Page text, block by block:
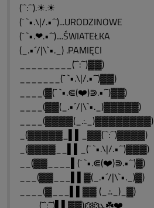
(¯`:´¯).☀.☀
(¯ `•.\|/.•´¯)...URODZINOWE
(¯ `•.❤.•´¯)....ŚWIATEŁKA
(_.•´/|\`•._) .PAMIĘCI
_________(¯`:´¯)▓▓)
_______(¯ `•.\|/.•´¯)▓▓)
____(▓(¯ `•.⋐(❤️)⋑.•´¯)▓▓)
____(▓▓(_.•´/|\`•._)▓▓▓▓▓)
____(▓▓▓▓(_.:._)▓▓▓▓▓▓▓▓)
_(▓▓▓▓▓_▌▌_▓▓(¯`:´¯)▓▓▓▓)
_(▓▓▓▓__▌▌_(¯ `•.\|/.•´¯)▓▓▓)
__(▓▓____▌(¯ `•.⋐(❤️)⋑.•´¯)▓)
___(▓▓___▌▌▓(_.•´/|\`•._)▓)
____(▓___▌▌▓▓ (_.:._)_▓)
___ (¯`:´¯)▌▌▓▓)ԑ̮̑❄️̮̑ɜܓ☘️❤️